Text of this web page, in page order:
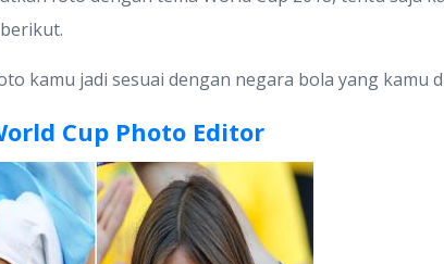
kamu jadi sesuai dengan negara bola yang kamu
Cup Photo Editor